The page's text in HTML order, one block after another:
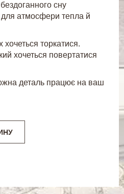
сну
для атмосфери тепла й
хочеться торкатися.
хочеться повертатися
деталь працює на ваш